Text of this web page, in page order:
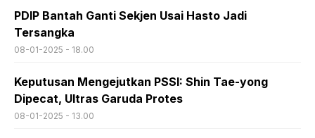
PDIP Bantah Ganti Sekjen Usai Hasto Jadi
Tersangka
08-01-2025 - 18.00
Keputusan Mengejutkan PSSI: Shin Tae-yong
Dipecat, Ultras Garuda Protes
08-01-2025 - 13.00